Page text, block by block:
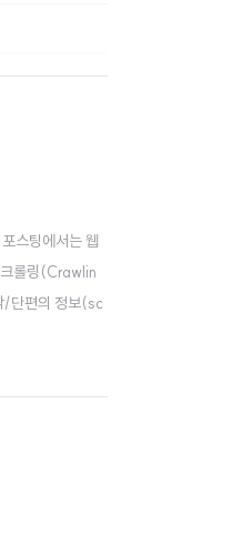
스팅에서는 웹
크롤링(Crawlin
/단편의 정보(sc